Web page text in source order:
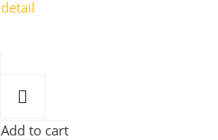
Add to cart